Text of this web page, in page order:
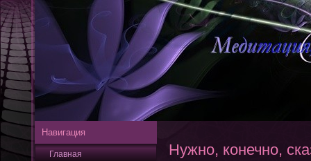
Навигация
Главная
Нужно, конечно,